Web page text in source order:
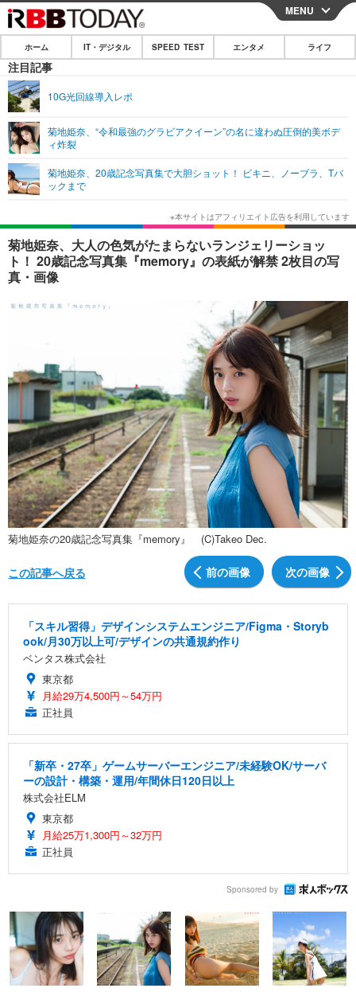
CLOSE
ホーム
IT・デジタル
ショッピング その他
SPEED TEST
エンタメ
エンタメTOP
韓国・芸能
音楽 スポーツ
ショッピング その他
ライフ
ライフTOP グルメ
ペット ショッピング
リリース一覧
プッシュ通知の停止方法
MENU
ホーム IT・デジタル SPEED TEST エンタメ ライフ
注目記事
10G光回線導入レポ
菊地姫奈、“令和最強のグラビアクイーン”の名に違わぬ圧倒的美ボデ
ィ炸裂
菊地姫奈、20歳記念写真集で大胆ショット！ ビキニ、ノーブラ、Tバ
ックまで
菊地姫奈、大人の色気がたまらないランジェリーショッ
ト！ 20歳記念写真集『memory』の表紙が解禁 2枚目の写
真・画像
菊地姫奈の20歳記念写真集『memory』 (C)Takeo Dec.
前の画像 次の画像
この記事へ戻る
「スキル習得」デザインシステムエンジニア/Figma・Storyb
ook/月30万以上可/デザインの共通規約作り
ベンタス株式会社
東京都
月給29万4,500円～54万円
正社員
「新卒・27卒」ゲームサーバーエンジニア/未経験OK/サーバ
ーの設計・構築・運用/年間休日120日以上
株式会社ELM
東京都
月給25万1,300円～32万円
正社員
Sponsored by